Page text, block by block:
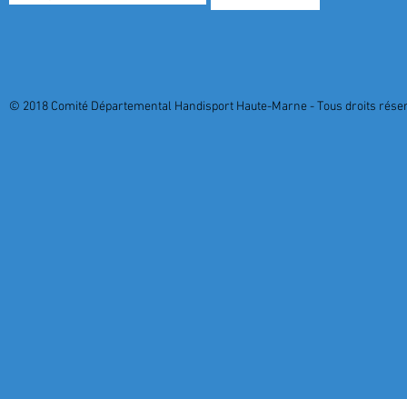
© 2018 Comité Départemental Handisport Haute-Marne - Tous droits